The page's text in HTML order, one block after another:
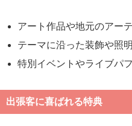
アート作品や地元のアー
テーマに沿った装飾や照明
特別イベントやライブパ
出張客に喜ばれる特典